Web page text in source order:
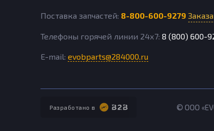
Поставка запчастей: 8-800-600-9279
Телефоны горячей линии 24х7: 8 (800) 600-
E-mail: evobparts@284000.ru
Разработано в © ООО